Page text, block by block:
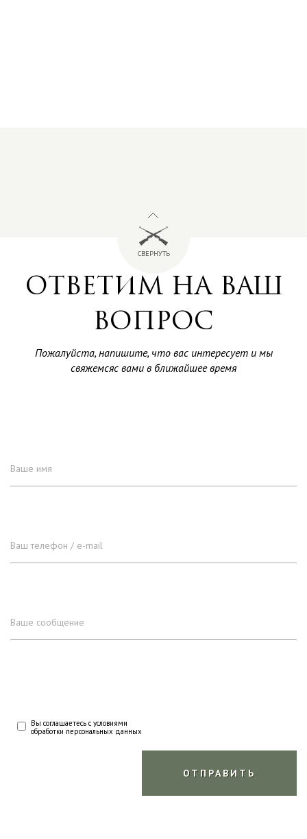
СВЕРНУТЬ
ОТВЕТИМ НА ВАШ
ВОПРОС
Пожалуйста, напишите, что вас интересует и мы
свяжемсяс вами в ближайшее время
Вы соглашаетесь с условиями
обработки персональных данных